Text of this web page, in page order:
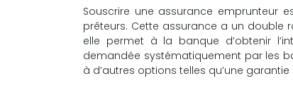
Souscrire une assurance emprunteur
prêteurs. Cette assurance a un double
elle permet à la banque d’obtenir
demandée systématiquement par les
à d’autres options telles qu’une